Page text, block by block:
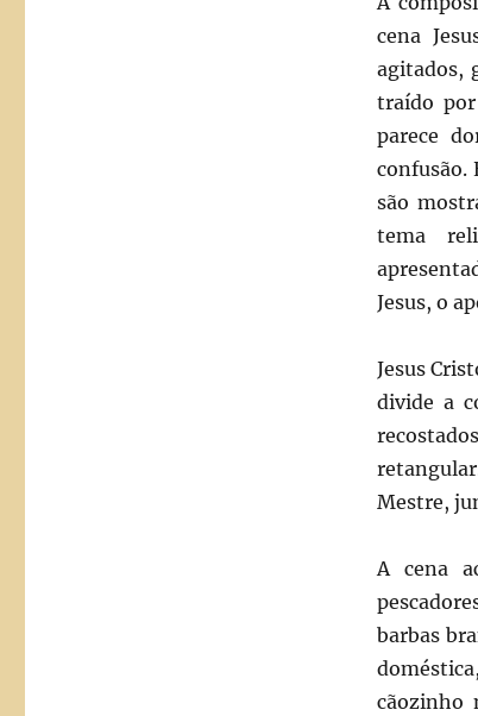
cena
agitados,
traído
parece
confusão.
são
tema
Jesus, o
Jesus
divide a
Mestre,
A cena
barbas
cãozinho